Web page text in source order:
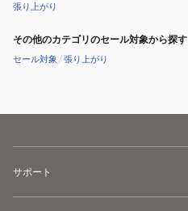
張り上がり
その他のカテゴリのセール対象から探す
セール対象 /張り上がり
サポート